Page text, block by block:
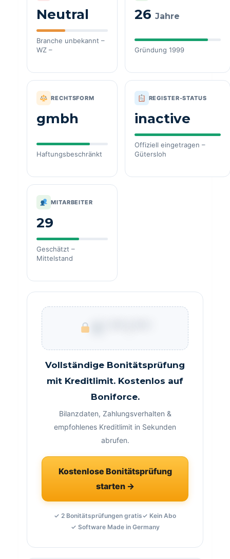
Neutral
Branche unbekannt –
WZ –
26 Jahre
Gründung 1999
RECHTSFORM
gmbh
Haftungsbeschränkt
REGISTER-STATUS
inactive
Offiziell eingetragen –
Gütersloh
MITARBEITER
29
Geschätzt –
Mittelstand
Vollständige Bonitätsprüfung
mit Kreditlimit. Kostenlos auf
Boniforce.
Bilanzdaten, Zahlungsverhalten &
empfohlenes Kreditlimit in Sekunden
abrufen.
Kostenlose Bonitätsprüfung
starten →
✓ 2 Bonitätsprüfungen gratis✓ Kein Abo
✓ Software Made in Germany